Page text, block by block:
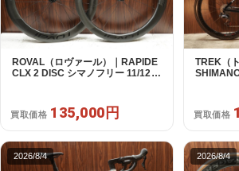
ROVAL（ロヴァール）｜RAPIDE
CLX 2 DISC シマノフリー 11/12s
買取価格 135,000円
TREK（
買取価格
2026/8/4 2026/8/4